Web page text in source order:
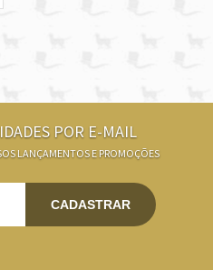
POR E-MAIL
LANÇAMENTOS E PROMOÇÕES
CADASTRAR